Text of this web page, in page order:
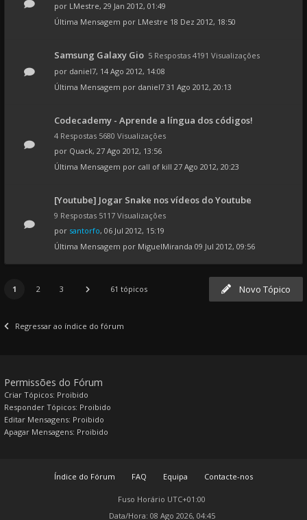
por LMestre, 29 Jan 2012, 01:49
Última Mensagem por LMestre 18 Dez 2012, 18:50
Samsung Galaxy Gio 5 Respostas 4191 Visualizações
por daniel7, 14 Ago 2012, 14:08
Última Mensagem por daniel7 31 Ago 2012, 20:13
Codecademy - Aprende a língua dos códigos!
4 Respostas 5680 Visualizações
por Quack, 27 Ago 2012, 13:56
Última Mensagem por call of kill 27 Ago 2012, 20:23
[Youtube] Jogar Snake nos vídeos do Youtube
9 Respostas 5117 Visualizações
por santorfo, 06 Jul 2012, 15:19
Última Mensagem por MiguelMiranda 09 Jul 2012, 09:56
Novo Tópico
1 2 3 61 tópicos
Regressar ao índice do fórum
Permissões do Fórum
Criar Tópicos: Proibido
Responder Tópicos: Proibido
Editar Mensagens: Proibido
Apagar Mensagens: Proibido
Índice do Fórum FAQ Equipa Contacte-nos
Fuso Horário UTC+01:00
Data/Hora: 08 Ago 2026, 04:45